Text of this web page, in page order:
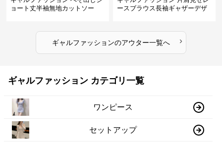
ョート丈半袖無地カットソー
ースブラウス長袖ギャザーデザ
ギャルファッションのアウター一覧へ ›
ギャルファッション カテゴリ一覧
ワンピース
セットアップ